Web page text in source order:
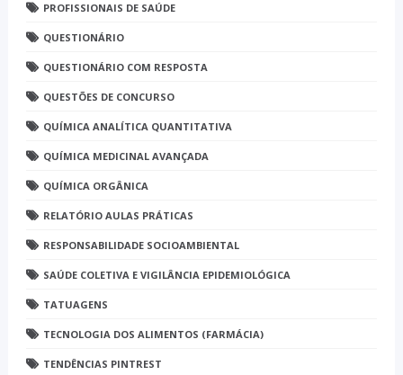
PROFISSIONAIS DE SAÚDE
QUESTIONÁRIO
QUESTIONÁRIO COM RESPOSTA
QUESTÕES DE CONCURSO
QUÍMICA ANALÍTICA QUANTITATIVA
QUÍMICA MEDICINAL AVANÇADA
QUÍMICA ORGÂNICA
RELATÓRIO AULAS PRÁTICAS
RESPONSABILIDADE SOCIOAMBIENTAL
SAÚDE COLETIVA E VIGILÂNCIA EPIDEMIOLÓGICA
TATUAGENS
TECNOLOGIA DOS ALIMENTOS (FARMÁCIA)
TENDÊNCIAS PINTREST